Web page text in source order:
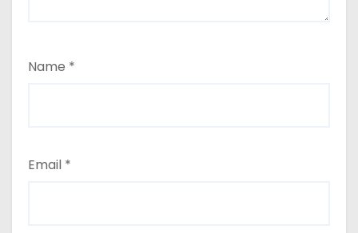
Name *
Email *